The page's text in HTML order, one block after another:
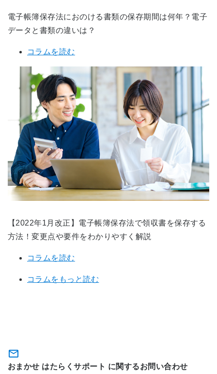
電子帳簿保存法におのける書類の保存期間は何年？電子
データと書類の違いは？
コラムを読む
【2022年1月改正】電子帳簿保存法で領収書を保存する
方法！変更点や要件をわかりやすく解説
コラムを読む
コラムをもっと読む
おまかせ はたらくサポート に関するお問い合わせ